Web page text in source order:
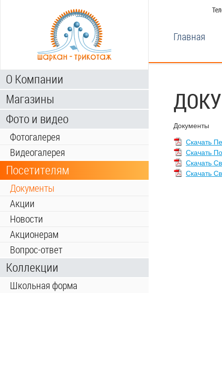
Главная
О Компании
Магазины
Фото и видео
Фотогалерея
Видеогалерея
Посетителям
Документы
Акции
Новости
Акционерам
Вопрос-ответ
Коллекции
Школьная форма
Документы
Скачать
Скачать
Скачать
Скачать